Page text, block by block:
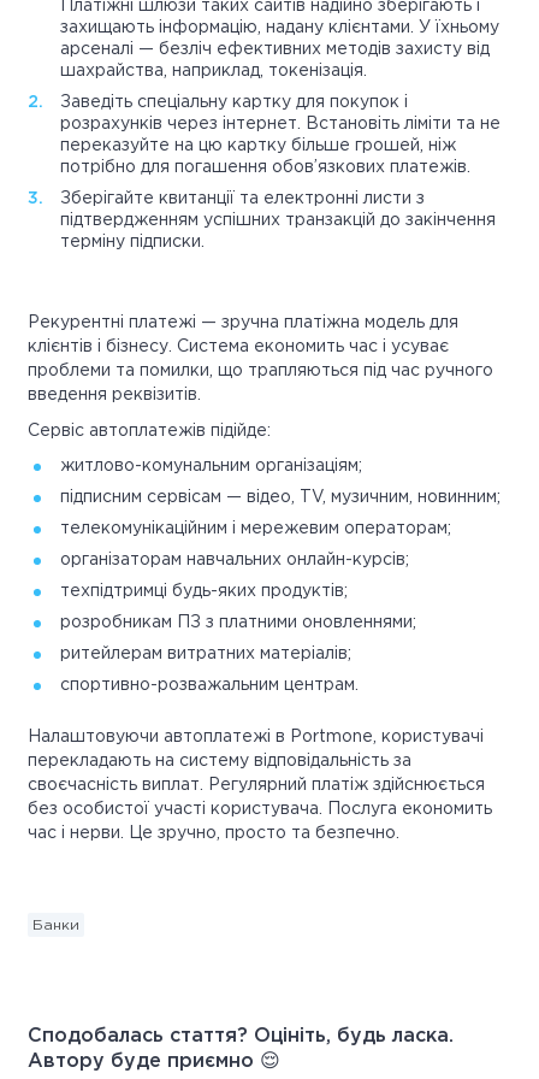
Платіжні шлюзи таких сайтів надійно зберігають і
захищають інформацію, надану клієнтами. У їхньому
арсеналі — безліч ефективних методів захисту від
шахрайства, наприклад, токенізація.
Заведіть спеціальну картку для покупок і
розрахунків через інтернет. Встановіть ліміти та не
переказуйте на цю картку більше грошей, ніж
потрібно для погашення обов’язкових платежів.
Зберігайте квитанції та електронні листи з
підтвердженням успішних транзакцій до закінчення
терміну підписки.
Рекурентні платежі — зручна платіжна модель для
клієнтів і бізнесу. Система економить час і усуває
проблеми та помилки, що трапляються під час ручного
введення реквізитів.
Сервіс автоплатежів підійде:
житлово-комунальним організаціям;
підписним сервісам — відео, TV, музичним, новинним;
телекомунікаційним і мережевим операторам;
організаторам навчальних онлайн-курсів;
техпідтримці будь-яких продуктів;
розробникам ПЗ з платними оновленнями;
ритейлерам витратних матеріалів;
спортивно-розважальним центрам.
Налаштовуючи автоплатежі в Portmone, користувачі
перекладають на систему відповідальність за
своєчасність виплат. Регулярний платіж здійснюється
без особистої участі користувача. Послуга економить
час і нерви. Це зручно, просто та безпечно.
Банки
Сподобалась стаття? Оцініть, будь ласка.
Автору буде приємно 😌